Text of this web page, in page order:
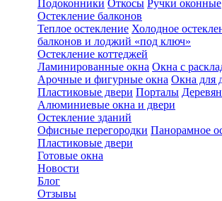
Подоконники Откосы Ручки оконные
Остекление балконов
Теплое остекление Холодное
балконов и лоджий «под ключ»
Остекление коттеджей
Ламинированные окна Окна с
Арочные и фигурные окна Окна для
Пластиковые двери Порталы
Алюминиевые окна и двери
Остекление зданий
Офисные перегородки Панорамное
Пластиковые двери
Готовые окна
Новости
Блог
Отзывы